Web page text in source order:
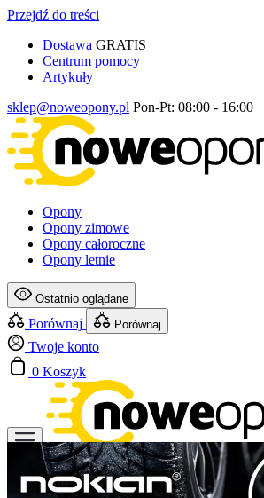
Przejdź do treści
Dostawa GRATIS
Centrum pomocy
Artykuły
sklep@noweopony.pl Pon-Pt: 08:00 - 16:00
Opony
Opony zimowe
Opony całoroczne
Opony letnie
Ostatnio oglądane
Porównaj Porównaj
Twoje konto
0 Koszyk